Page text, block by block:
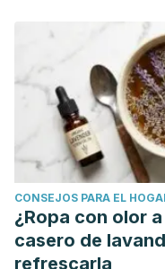
https://
Publication Review
nefrótico.
Modified: 28 Sep
http://
CONSEJOS PARA EL
¿Ropa con olor
casero de
refrescarla